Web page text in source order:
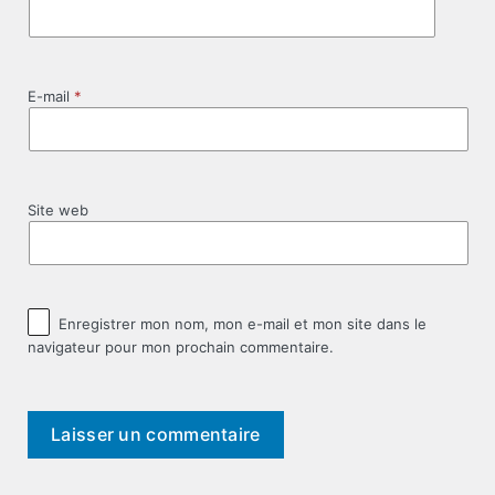
E-mail *
Site web
Enregistrer mon nom, mon e-mail et mon site dans le
navigateur pour mon prochain commentaire.